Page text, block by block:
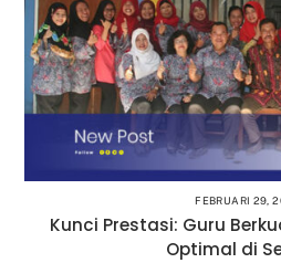
FEBRUARI 29,
Kunci Prestasi: Guru
Optimal di